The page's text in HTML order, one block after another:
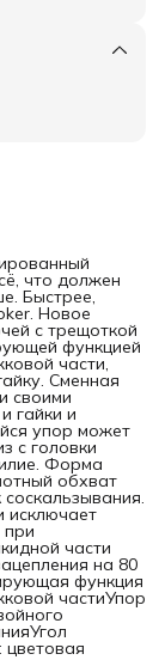
что должен
Быстрее,
Новое
с трещоткой
функцией
части,
Сменная
своими
гайки и
упор может
с головки
Форма
обхват
исключает
части
на 80
функция
частиУпор
цветовая